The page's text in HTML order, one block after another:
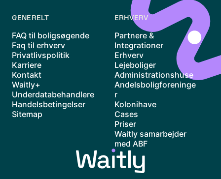
GENERELT
FAQ til boligsøgende
Faq til erhverv
Privatlivspolitik
Karriere
Kontakt
Waitly+
Underdatabehandlere
Handelsbetingelser
Sitemap
ERHVERV
Partnere &
Integrationer
Erhverv
Lejeboliger
Administrationshuse
Andelsboligforeninge
r
Kolonihave
Cases
Priser
Waitly samarbejder
med ABF